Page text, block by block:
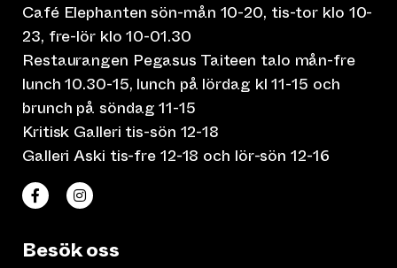
Café Elephanten sön-mån 10-20, tis-tor klo 10-
23, fre-lör klo 10-01.30
Restaurangen Pegasus Taiteen talo mån-fre
lunch 10.30-15, lunch på lördag kl 11-15 och
brunch på söndag 11-15
Kritisk Galleri tis-sön 12-18
Galleri Aski tis-fre 12-18 och lör-sön 12-16
Taiteen talo Facebookissa
(leder till annan webbtjänst)
Taiteen talo Instagramissa
(leder till annan webbtjänst)
Besök oss